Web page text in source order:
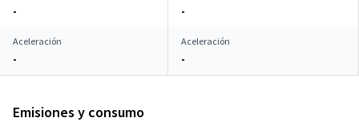
- -
Aceleración
-
Aceleración
-
Emisiones y consumo